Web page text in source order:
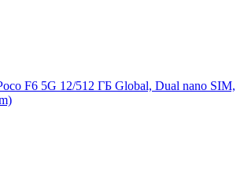
F6 5G 12/512 ГБ Global, Dual nano SIM,